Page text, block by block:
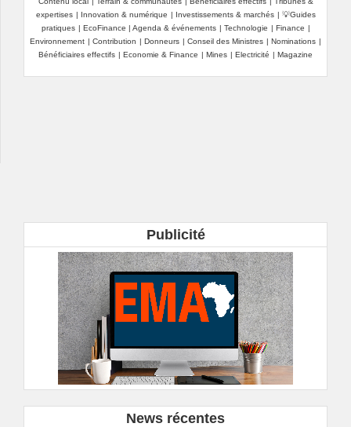
croissantes de la
cybersécurité
une même marque
expertises | Innovation & numérique | Investissements & marchés | 💡Guides
pratiques | EcoFinance | Agenda & événements | Technologie | Finance |
Environnement | Contribution | Donneurs | Conseil des Ministres | Nominations |
Bénéficiaires effectifs | Economie & Finance | Mines | Electricité | Magazine
Publicité
News récentes